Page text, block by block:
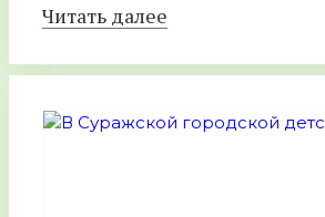
Читать далее